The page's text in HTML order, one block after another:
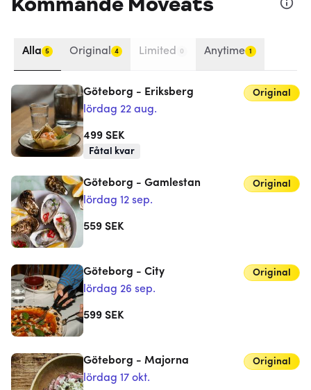
Alla 5 Original 4 Limited 0 Anytime 1
Göteborg - Eriksberg
lördag 22 aug.
Original
499 SEK
Fåtal kvar
Göteborg - Gamlestan
lördag 12 sep.
Original
559 SEK
Göteborg - City
lördag 26 sep.
Original
599 SEK
Göteborg - Majorna
lördag 17 okt.
Original